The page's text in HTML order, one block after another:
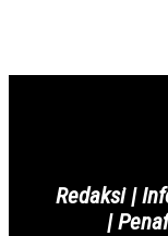
Redaksi |
|